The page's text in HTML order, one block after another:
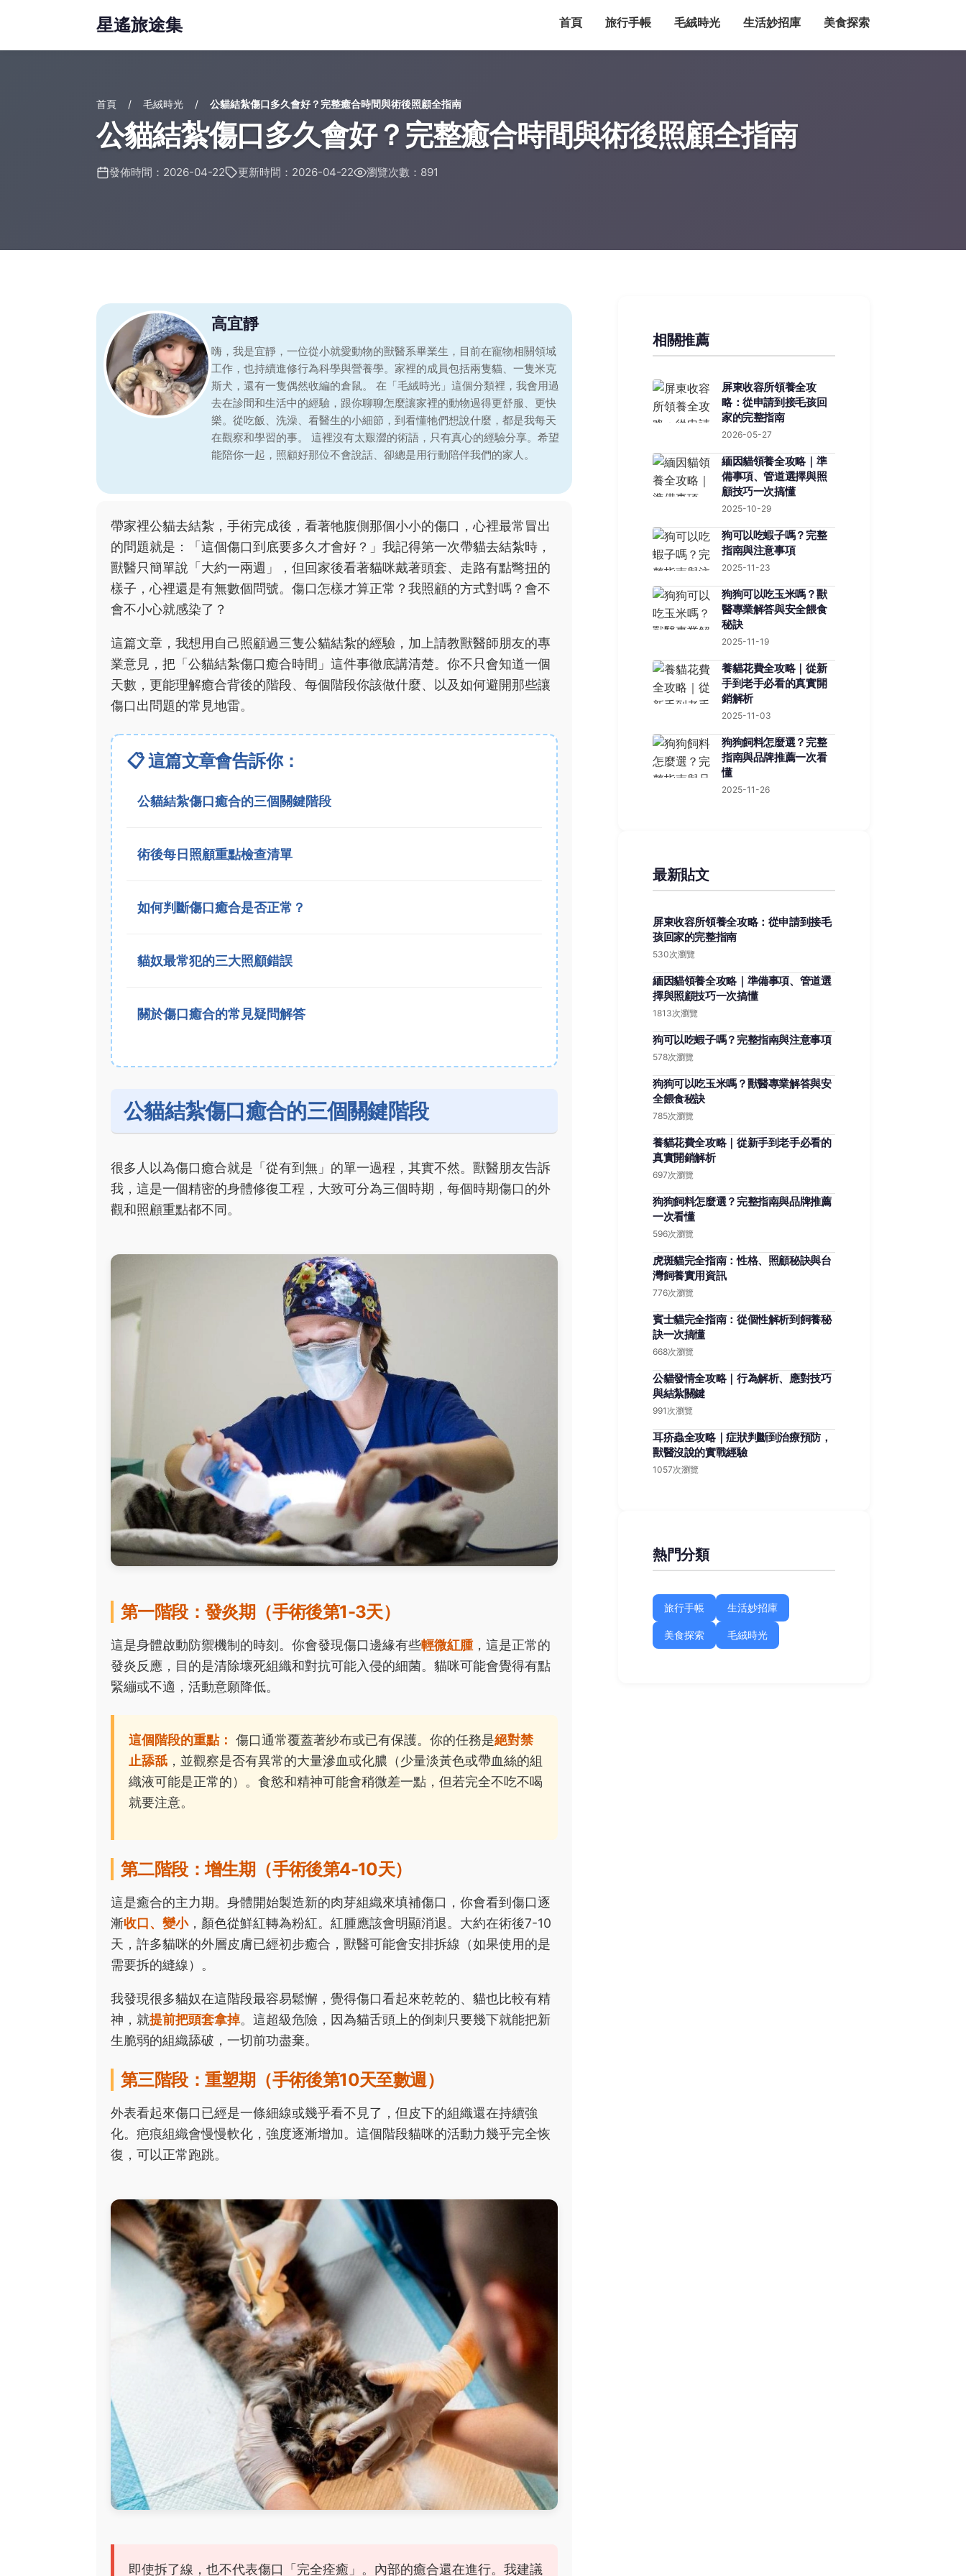
星遙旅途集 首頁 旅行手帳 毛絨時光 生活妙招庫 美食探索
首頁 毛絨時光 公貓結紮傷口多久會好？完整癒合時間與術後照顧全指南
公貓結紮傷口多久會好？完整癒合時間與術後照顧全指南
發佈時間：2026-04-22 更新時間：2026-04-22 瀏覽次數：891
高宜靜
嗨，我是宜靜，一位從小就愛動物的獸醫系畢業生，目前在寵物相關領域
工作，也持續進修行為科學與營養學。家裡的成員包括兩隻貓、一隻米克
斯犬，還有一隻偶然收編的倉鼠。 在「毛絨時光」這個分類裡，我會用過
去在診間和生活中的經驗，跟你聊聊怎麼讓家裡的動物過得更舒服、更快
樂。從吃飯、洗澡、看醫生的小細節，到看懂牠們想說什麼，都是我每天
在觀察和學習的事。 這裡沒有太艱澀的術語，只有真心的經驗分享。希望
能陪你一起，照顧好那位不會說話、卻總是用行動陪伴我們的家人。
帶家裡公貓去結紮，手術完成後，看著牠腹側那個小小的傷口，心裡最常冒出
的問題就是：「這個傷口到底要多久才會好？」我記得第一次帶貓去結紮時，
獸醫只簡單說「大約一兩週」，但回家後看著貓咪戴著頭套、走路有點彆扭的
樣子，心裡還是有無數個問號。傷口怎樣才算正常？我照顧的方式對嗎？會不
會不小心就感染了？
這篇文章，我想用自己照顧過三隻公貓結紮的經驗，加上請教獸醫師朋友的專
業意見，把「公貓結紮傷口癒合時間」這件事徹底講清楚。你不只會知道一個
天數，更能理解癒合背後的階段、每個階段你該做什麼、以及如何避開那些讓
傷口出問題的常見地雷。
📋 這篇文章會告訴你：
公貓結紮傷口癒合的三個關鍵階段
術後每日照顧重點檢查清單
如何判斷傷口癒合是否正常？
貓奴最常犯的三大照顧錯誤
關於傷口癒合的常見疑問解答
公貓結紮傷口癒合的三個關鍵階段
很多人以為傷口癒合就是「從有到無」的單一過程，其實不然。獸醫朋友告訴
我，這是一個精密的身體修復工程，大致可分為三個時期，每個時期傷口的外
觀和照顧重點都不同。
第一階段：發炎期（手術後第1-3天）
這是身體啟動防禦機制的時刻。你會發現傷口邊緣有些輕微紅腫，這是正常的
發炎反應，目的是清除壞死組織和對抗可能入侵的細菌。貓咪可能會覺得有點
緊繃或不適，活動意願降低。
這個階段的重點： 傷口通常覆蓋著紗布或已有保護。你的任務是絕對禁
止舔舐 ，並觀察是否有異常的大量滲血或化膿（少量淡黃色或帶血絲的組
織液可能是正常的）。食慾和精神可能會稍微差一點，但若完全不吃不喝
就要注意。
第二階段：增生期（手術後第4-10天）
這是癒合的主力期。身體開始製造新的肉芽組織來填補傷口，你會看到傷口逐
漸收口、變小，顏色從鮮紅轉為粉紅。紅腫應該會明顯消退。大約在術後7-10
天，許多貓咪的外層皮膚已經初步癒合，獸醫可能會安排拆線（如果使用的是
需要拆的縫線）。
我發現很多貓奴在這階段最容易鬆懈，覺得傷口看起來乾乾的、貓也比較有精
神，就提前把頭套拿掉。這超級危險，因為貓舌頭上的倒刺只要幾下就能把新
生脆弱的組織舔破，一切前功盡棄。
第三階段：重塑期（手術後第10天至數週）
外表看起來傷口已經是一條細線或幾乎看不見了，但皮下的組織還在持續強
化。疤痕組織會慢慢軟化，強度逐漸增加。這個階段貓咪的活動力幾乎完全恢
復，可以正常跑跳。
即使拆了線，也不代表傷口「完全痊癒」。內部的癒合還在進行。我建議
相關推薦
屏東收容所領養全攻
略：從申請到接毛孩回
家的完整指南
2026-05-27
緬因貓領養全攻略｜準
備事項、管道選擇與照
顧技巧一次搞懂
2025-10-29
狗可以吃蝦子嗎？完整
指南與注意事項
2025-11-23
狗狗可以吃玉米嗎？獸
醫專業解答與安全餵食
秘訣
2025-11-19
養貓花費全攻略｜從新
手到老手必看的真實開
銷解析
2025-11-03
狗狗飼料怎麼選？完整
指南與品牌推薦一次看
懂
2025-11-26
最新貼文
屏東收容所領養全攻略：從申請到接毛
孩回家的完整指南
530次瀏覽
緬因貓領養全攻略｜準備事項、管道選
擇與照顧技巧一次搞懂
1813次瀏覽
狗可以吃蝦子嗎？完整指南與注意事項
578次瀏覽
狗狗可以吃玉米嗎？獸醫專業解答與安
全餵食秘訣
785次瀏覽
養貓花費全攻略｜從新手到老手必看的
真實開銷解析
697次瀏覽
狗狗飼料怎麼選？完整指南與品牌推薦
一次看懂
596次瀏覽
虎斑貓完全指南：性格、照顧秘訣與台
灣飼養實用資訊
776次瀏覽
賓士貓完全指南：從個性解析到飼養秘
訣一次搞懂
668次瀏覽
公貓發情全攻略｜行為解析、應對技巧
與結紮關鍵
991次瀏覽
耳疥蟲全攻略｜症狀判斷到治療預防，
獸醫沒說的實戰經驗
1057次瀏覽
熱門分類
旅行手帳 生活妙招庫
美食探索 毛絨時光